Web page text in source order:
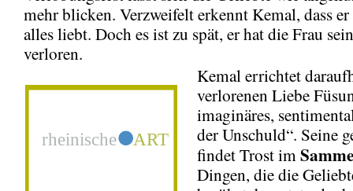
mehr blicken. Verzweifelt erkennt Kemal, dass
alles liebt. Doch es ist zu spät, er hat die Frau
verloren.
Kemal errichtet
verlorenen Liebe
imaginäres,
der Unschuld“. Seine
findet Trost im
Dingen, die die